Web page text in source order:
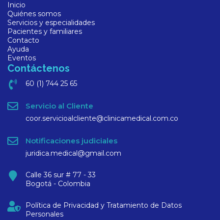
Inicio
Quiénes somos
Servicios y especialidades
Pacientes y familiares
Contacto
Ayuda
Eventos
Contáctenos
60 (1) 744 25 65
Servicio al Cliente
coor.servicioalcliente@clinicamedical.com.co
Notificaciones judiciales
juridica.medical@gmail.com
Calle 36 sur # 77 - 33
Bogotá - Colombia
Política de Privacidad y Tratamiento de Datos
Personales